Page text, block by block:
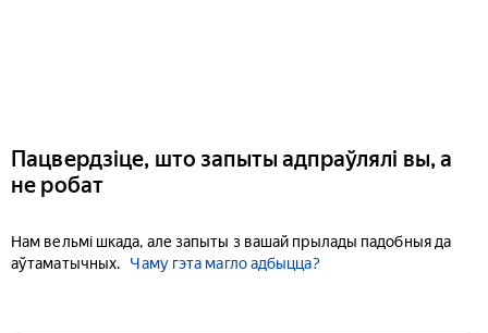
Пацвердзіце, што запыты адпраўлялі вы, а
не робат
Нам вельмі шкада, але запыты з вашай прылады падобныя да
аўтаматычных.
Чаму гэта магло адбыцца?